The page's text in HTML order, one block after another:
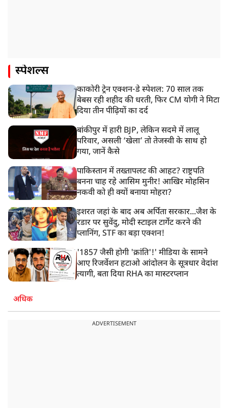
स्पेशल्स
काकोरी ट्रेन एक्शन-डे स्पेशल: 70 साल तक
बेबस रही शहीद की धरती, फिर CM योगी ने मिटा
दिया तीन पीढ़ियों का दर्द
बांकीपुर में हारी BJP, लेकिन सदमे में लालू
परिवार, असली ‘खेला’ तो तेजस्वी के साथ हो
गया, जानें कैसे
पाकिस्तान में तख्तापलट की आहट? राष्ट्रपति
बनना चाह रहे आसिम मुनीर! आखिर मोहसिन
नकवी को ही क्यों बनाया मोहरा?
इशरत जहां के बाद अब अर्पिता सरकार...जैश के
रडार पर सुवेंदु, मोदी स्टाइल टार्गेट करने की
प्लानिंग, STF का बड़ा एक्शन!
'1857 जैसी होगी 'क्रांति'!' मीडिया के सामने
आए रिजर्वेशन हटाओ आंदोलन के सूत्रधार वेदांश
त्यागी, बता दिया RHA का मास्टरप्लान
अधिक
ADVERTISEMENT